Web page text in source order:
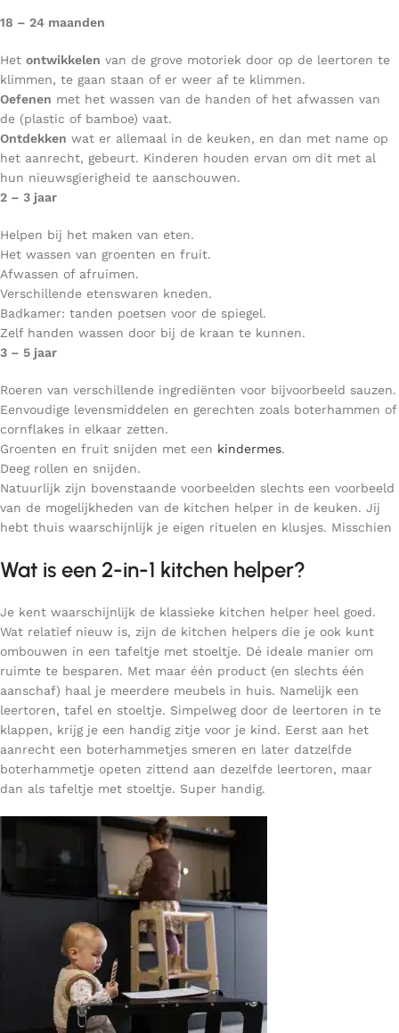
18 – 24 maanden
Het ontwikkelen van de grove motoriek door op de leertoren te
klimmen, te gaan staan of er weer af te klimmen.
Oefenen met het wassen van de handen of het afwassen van
de (plastic of bamboe) vaat.
Ontdekken wat er allemaal in de keuken, en dan met name op
het aanrecht, gebeurt. Kinderen houden ervan om dit met al
hun nieuwsgierigheid te aanschouwen.
2 – 3 jaar
Helpen bij het maken van eten.
Het wassen van groenten en fruit.
Afwassen of afruimen.
Verschillende etenswaren kneden.
Badkamer: tanden poetsen voor de spiegel.
Zelf handen wassen door bij de kraan te kunnen.
3 – 5 jaar
Roeren van verschillende ingrediënten voor bijvoorbeeld sauzen.
Eenvoudige levensmiddelen en gerechten zoals boterhammen of
cornflakes in elkaar zetten.
Groenten en fruit snijden met een kindermes.
Deeg rollen en snijden.
Natuurlijk zijn bovenstaande voorbeelden slechts een voorbeeld
van de mogelijkheden van de kitchen helper in de keuken. Jij
hebt thuis waarschijnlijk je eigen rituelen en klusjes. Misschien
Wat is een 2-in-1 kitchen helper?
Je kent waarschijnlijk de klassieke kitchen helper heel goed.
Wat relatief nieuw is, zijn de kitchen helpers die je ook kunt
ombouwen in een tafeltje met stoeltje. Dé ideale manier om
ruimte te besparen. Met maar één product (en slechts één
aanschaf) haal je meerdere meubels in huis. Namelijk een
leertoren, tafel en stoeltje. Simpelweg door de leertoren in te
klappen, krijg je een handig zitje voor je kind. Eerst aan het
aanrecht een boterhammetjes smeren en later datzelfde
boterhammetje opeten zittend aan dezelfde leertoren, maar
dan als tafeltje met stoeltje. Super handig.